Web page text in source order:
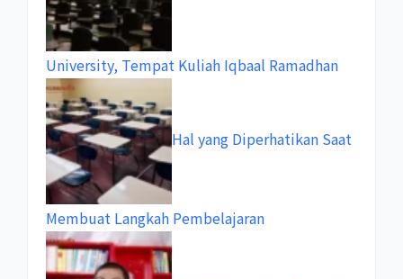
University, Tempat Kuliah Iqbaal Ramadhan
Hal yang Diperhatikan Saat
Membuat Langkah Pembelajaran